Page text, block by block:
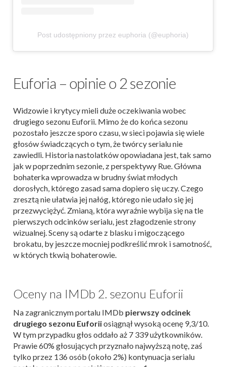
Post udostępniony przez euphoria (@euphoria)
Euforia – opinie o 2 sezonie
Widzowie i krytycy mieli duże oczekiwania wobec
drugiego sezonu Euforii. Mimo że do końca sezonu
pozostało jeszcze sporo czasu, w sieci pojawia się wiele
głosów świadczących o tym, że twórcy serialu nie
zawiedli. Historia nastolatków opowiadana jest, tak samo
jak w poprzednim sezonie, z perspektywy Rue. Główna
bohaterka wprowadza w brudny świat młodych
dorosłych, którego zasad sama dopiero się uczy. Czego
zresztą nie ułatwia jej nałóg, którego nie udało się jej
przezwyciężyć. Zmianą, która wyraźnie wybija się na tle
pierwszych odcinków serialu, jest złagodzenie strony
wizualnej. Sceny są odarte z blasku i migoczącego
brokatu, by jeszcze mocniej podkreślić mrok i samotność,
w których tkwią bohaterowie.
Oceny na IMDb 2. sezonu Euforii
Na zagranicznym portalu IMDb pierwszy odcinek
drugiego sezonu Euforiiosiągnął wysoką ocenę 9,3/10.
W tym przypadku głos oddało aż 7 339 użytkowników.
Prawie 60% głosujących przyznało najwyższą notę, zaś
tylko przez 136 osób (około 2%) kontynuacja serialu